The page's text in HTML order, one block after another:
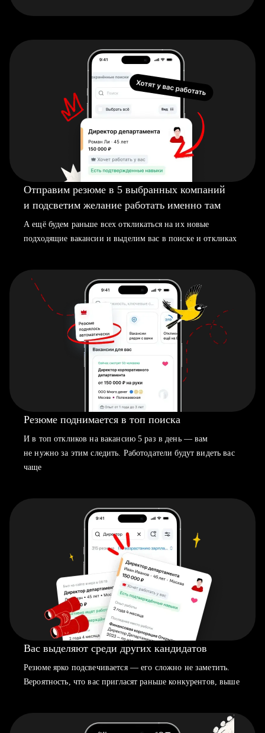
Отправим резюме в 5 выбранных компаний
и подсветим желание работать именно там
А ещё будем раньше всех откликаться на их новые
подходящие вакансии и выделим вас в поиске и откликах
Резюме поднимается в топ поиска
И в топ откликов на вакансию 5 раз в день — вам
не нужно за этим следить. Работодатели будут видеть вас
чаще
Вас выделяют среди других кандидатов
Резюме ярко подсвечивается — его сложно не заметить.
Вероятность, что вас пригласят раньше конкурентов, выше